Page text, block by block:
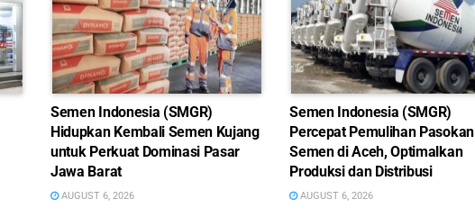
Semen Indonesia (SMGR)
Hidupkan Kembali Semen Kujang
untuk Perkuat Dominasi Pasar
Jawa Barat
AUGUST 6, 2026
Semen Indonesia (SMGR)
Percepat Pemulihan Pasokan
Semen di Aceh, Optimalkan
Produksi dan Distribusi
AUGUST 6, 2026